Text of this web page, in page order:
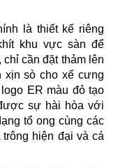
là thiết kế riêng
khu vực sàn để
cần đặt thảm lên
xịn sò cho xế cưng
ER màu đỏ tạo
sự hài hòa với
tổ ong cùng các
hiện đại và cá